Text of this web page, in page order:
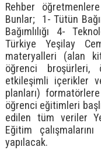
Rehber
Bunlar; 1- Tütün
Bağımlılığı 4-
Türkiye Yeşilay
materyalleri (alan
öğrenci broşürleri,
etkileşimli içerikler
planları)
öğrenci eğitimleri
edilen tüm veriler
Eğitim
yapılacak.